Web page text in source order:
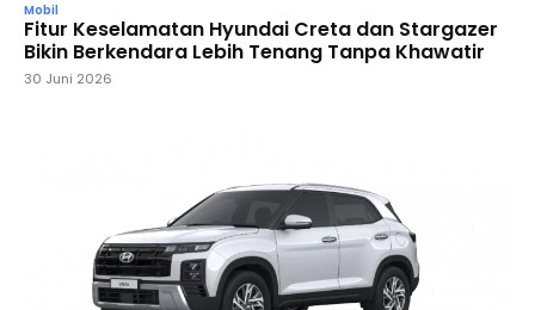
Mobil
Fitur Keselamatan Hyundai Creta dan Stargazer
Bikin Berkendara Lebih Tenang Tanpa Khawatir
30 Juni 2026